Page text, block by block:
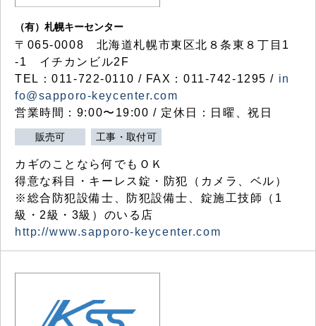
（有）札幌キーセンター
〒065-0008 北海道札幌市東区北８条東８丁目1
-1 イチカンビル2F
TEL：011-722-0110 / FAX：011-742-1295 / in
fo@sapporo-keycenter.com
営業時間：9:00〜19:00 / 定休日：日曜、祝日
販売可 工事・取付可
カギのことなら何でもＯＫ
得意な科目・キーレス錠・防犯（カメラ、ベル）
※総合防犯設備士、防犯設備士、錠施工技師（1
級・2級・3級）のいる店
http://www.sapporo-keycenter.com